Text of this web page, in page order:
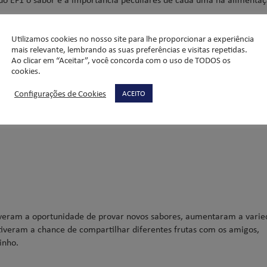
participaram ativamente da Semana das Frutas. Além de
chegada da nova estação: o Outono.
foram realizadas durante o mês de março, nas salas de aula e
a oportunidade de provar novos sabores, aumentaram a
a chance de compartilhar diferentes frutas com os amigos,
Utilizamos cookies no nosso site para lhe proporcionar a experiência
mais relevante, lembrando as suas preferências e visitas repetidas.
Ao clicar em “Aceitar”, você concorda com o uso de TODOS os
cookies.
Configurações de Cookies
ACEITO